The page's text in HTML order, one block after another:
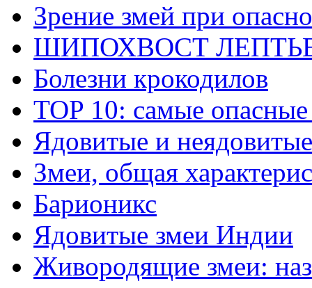
Зрение змей при
ШИПОХВОСТ
Болезни крокодилов
TOP 10: самые
Ядовитые и
Змеи, общая
Барионикс
Ядовитые змеи Индии
Живородящие змеи: